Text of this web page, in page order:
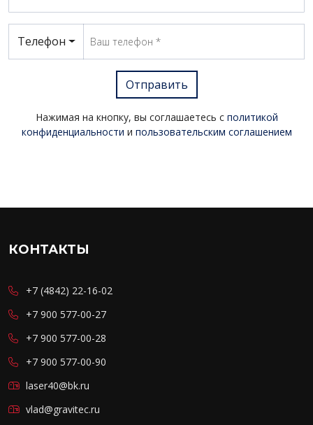
Телефон
Отправить
Нажимая на кнопку, вы соглашаетесь с политикой
конфиденциальности и пользовательским соглашением
КОНТАКТЫ
+7 (4842) 22-16-02
+7 900 577-00-27
+7 900 577-00-28
+7 900 577-00-90
laser40@bk.ru
vlad@gravitec.ru